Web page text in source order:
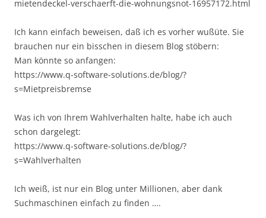
mietendeckel-verschaerft-die-wohnungsnot-16957172.html
Ich kann einfach beweisen, daß ich es vorher wußüte. Sie
brauchen nur ein bisschen in diesem Blog stöbern:
Man könnte so anfangen:
https://www.q-software-solutions.de/blog/?
s=Mietpreisbremse
Was ich von Ihrem Wahlverhalten halte, habe ich auch
schon dargelegt:
https://www.q-software-solutions.de/blog/?
s=Wahlverhalten
Ich weiß, ist nur ein Blog unter Millionen, aber dank
Suchmaschinen einfach zu finden ….